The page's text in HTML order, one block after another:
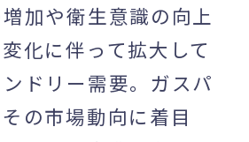
加や衛生意識の向上
化に伴って拡大して
ドリー需要。ガスパ
の市場動向に着目